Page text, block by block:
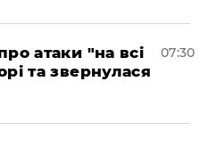
атаки "на всі
та звернулася
07:30